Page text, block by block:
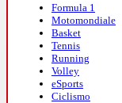
Formula 1
Motomondiale
Basket
Tennis
Running
Volley
eSports
Ciclismo